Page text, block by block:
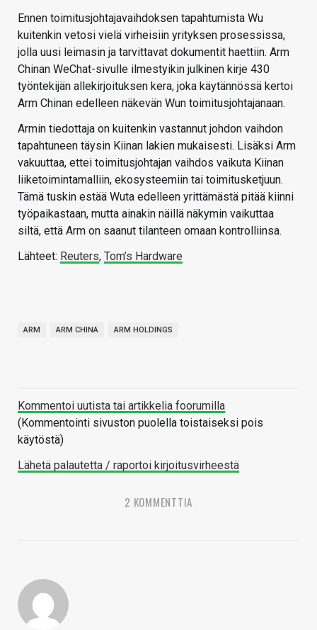
Ennen toimitusjohtajavaihdoksen tapahtumista Wu
kuitenkin vetosi vielä virheisiin yrityksen prosessissa,
jolla uusi leimasin ja tarvittavat dokumentit haettiin. Arm
Chinan WeChat-sivulle ilmestyikin julkinen kirje 430
työntekijän allekirjoituksen kera, joka käytännössä kertoi
Arm Chinan edelleen näkevän Wun toimitusjohtajanaan.
Armin tiedottaja on kuitenkin vastannut johdon vaihdon
tapahtuneen täysin Kiinan lakien mukaisesti. Lisäksi Arm
vakuuttaa, ettei toimitusjohtajan vaihdos vaikuta Kiinan
liiketoimintamalliin, ekosysteemiin tai toimitusketjuun.
Tämä tuskin estää Wuta edelleen yrittämästä pitää kiinni
työpaikastaan, mutta ainakin näillä näkymin vaikuttaa
siltä, että Arm on saanut tilanteen omaan kontrolliinsa.
Lähteet: Reuters, Tom’s Hardware
ARM ARM CHINA ARM HOLDINGS
Kommentoi uutista tai artikkelia foorumilla
(Kommentointi sivuston puolella toistaiseksi pois
käytöstä)
Lähetä palautetta / raportoi kirjoitusvirheestä
2 KOMMENTTIA